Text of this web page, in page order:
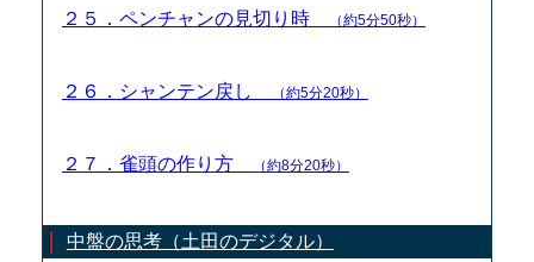
２５．ペンチャンの見切り時 （約5分50秒）
２６．シャンテン戻し （約5分20秒）
２７．雀頭の作り方 （約8分20秒）
中盤の思考（土田のデジタル）